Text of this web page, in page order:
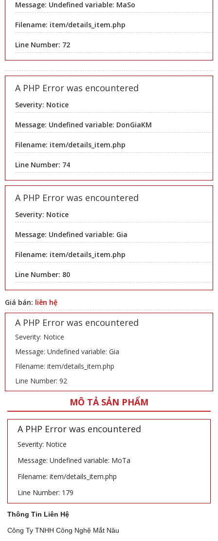
Message: Undefined variable: MaSo
Filename: item/details_item.php
Line Number: 72
A PHP Error was encountered
Severity: Notice
Message: Undefined variable: DonGiaKM
Filename: item/details_item.php
Line Number: 74
A PHP Error was encountered
Severity: Notice
Message: Undefined variable: Gia
Filename: item/details_item.php
Line Number: 80
Giá bán: liên hệ
A PHP Error was encountered
Severity: Notice
Message: Undefined variable: Gia
Filename: item/details_item.php
Line Number: 92
MÔ TẢ SẢN PHẨM
A PHP Error was encountered
Severity: Notice
Message: Undefined variable: MoTa
Filename: item/details_item.php
Line Number: 179
Thông Tin Liên Hệ
Công Ty TNHH Công Nghệ Mắt Nâu